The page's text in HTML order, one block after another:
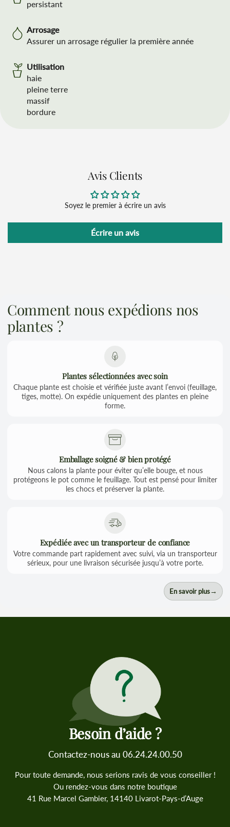
persistant
Arrosage
Assurer un arrosage régulier la première année
Utilisation
haie
pleine terre
massif
bordure
Avis Clients
Soyez le premier à écrire un avis
Écrire un avis
Comment nous expédions nos
plantes ?
Plantes sélectionnées avec soin
Chaque plante est choisie et vérifiée juste avant l’envoi (feuillage,
tiges, motte). On expédie uniquement des plantes en pleine
forme.
Emballage soigné & bien protégé
Nous calons la plante pour éviter qu’elle bouge, et nous
protégeons le pot comme le feuillage. Tout est pensé pour limiter
les chocs et préserver la plante.
Expédiée avec un transporteur de confiance
Votre commande part rapidement avec suivi, via un transporteur
sérieux, pour une livraison sécurisée jusqu’à votre porte.
En savoir plus→
Besoin d’aide ?
Contactez-nous au 06.24.24.00.50
Pour toute demande, nous serions ravis de vous conseiller !
Ou rendez-vous dans notre boutique
41 Rue Marcel Gambier, 14140 Livarot-Pays-d’Auge